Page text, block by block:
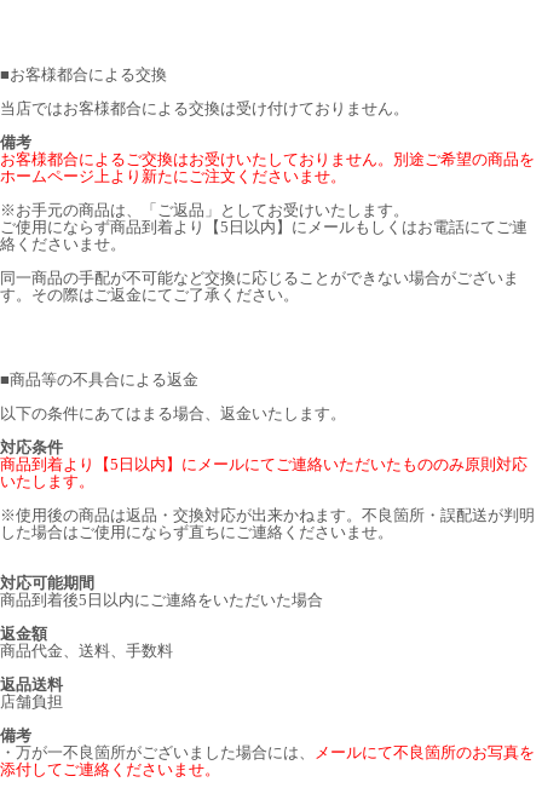
■お客様都合による交換
当店ではお客様都合による交換は受け付けておりません。
備考
お客様都合によるご交換はお受けいたしておりません。別途ご希望の商品を
ホームページ上より新たにご注文くださいませ。
※お手元の商品は、「ご返品」としてお受けいたします。
ご使用にならず商品到着より【5日以内】にメールもしくはお電話にてご連
絡くださいませ。
同一商品の手配が不可能など交換に応じることができない場合がございま
す。その際はご返金にてご了承ください。
■商品等の不具合による返金
以下の条件にあてはまる場合、返金いたします。
対応条件
商品到着より【5日以内】にメールにてご連絡いただいたもののみ原則対応
いたします。
※使用後の商品は返品・交換対応が出来かねます。不良箇所・誤配送が判明
した場合はご使用にならず直ちにご連絡くださいませ。
対応可能期間
商品到着後5日以内にご連絡をいただいた場合
返金額
商品代金、送料、手数料
返品送料
店舗負担
備考
・万が一不良箇所がございました場合には、
メールにて不良箇所のお写真を
添付してご連絡くださいませ。